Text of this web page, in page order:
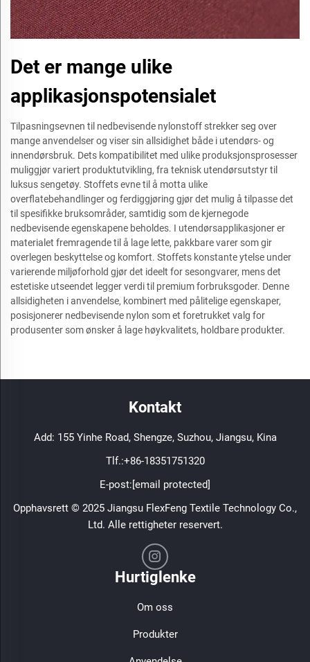
Det er mange ulike
applikasjonspotensialet
Tilpasningsevnen til nedbevisende nylonstoff strekker seg over
mange anvendelser og viser sin allsidighet både i utendørs- og
innendørsbruk. Dets kompatibilitet med ulike produksjonsprosesser
muliggjør variert produktutvikling, fra teknisk utendørsutstyr til
luksus sengetøy. Stoffets evne til å motta ulike
overflatebehandlinger og ferdiggjøring gjør det mulig å tilpasse det
til spesifikke bruksområder, samtidig som de kjernegode
nedbevisende egenskapene beholdes. I utendørsapplikasjoner er
materialet fremragende til å lage lette, pakkbare varer som gir
overlegen beskyttelse og komfort. Stoffets konstante ytelse under
varierende miljøforhold gjør det ideelt for sesongvarer, mens det
estetiske utseendet legger verdi til premium forbruksgoder. Denne
allsidigheten i anvendelse, kombinert med pålitelige egenskaper,
posisjonerer nedbevisende nylon som et foretrukket valg for
produsenter som ønsker å lage høykvalitets, holdbare produkter.
Kontakt
Add: 155 Yinhe Road, Shengze, Suzhou, Jiangsu, Kina
Tlf.:+86-18351751320
E-post:[email protected]
Opphavsrett © 2025 Jiangsu FlexFeng Textile Technology Co.,
Ltd. Alle rettigheter reservert.
Hurtiglenke
Om oss
Produkter